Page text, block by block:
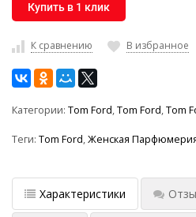
Купить в 1 клик
К сравнению В избранное
Категории: Tom Ford,Tom Ford,Tom
Теги: Tom Ford,Женская
Характеристики